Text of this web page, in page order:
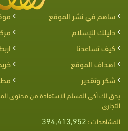
ساهم في نشر الموقع
دليلك للإسلام
كيف تساعدنا
اهداف الموقع
شكر وتقدير
يحق لك أخى المسلم الإستفادة من محتوى
التجارى
المشاهدات : 394,413,952